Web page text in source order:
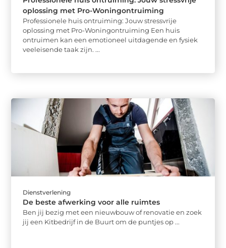
oplossing met Pro-Woningontruiming
Professionele huis ontruiming: Jouw stressvrije
oplossing met Pro-Woningontruiming Een huis
ontruimen kan een emotioneel uitdagende en fysiek
veeleisende taak zijn. ...
Dienstverlening
De beste afwerking voor alle ruimtes
Ben jij bezig met een nieuwbouw of renovatie en zoek
jij een Kitbedrijf in de Buurt om de puntjes op ...